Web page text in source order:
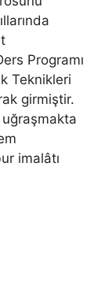
Programı
Teknikleri
girmiştir.
uğraşmakta
imalâtı